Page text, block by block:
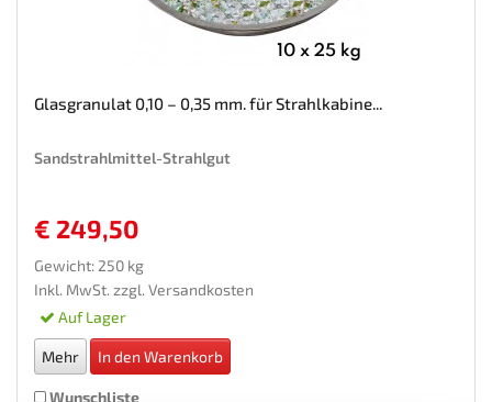
Glasgranulat 0,10 – 0,35 mm. für Strahlkabine...
Sandstrahlmittel-Strahlgut
€ 249,50
Gewicht: 250 kg
Inkl. MwSt. zzgl. Versandkosten
Auf Lager
Mehr In den Warenkorb
Wunschliste